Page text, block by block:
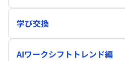
学び交換
AIワークシフトトレンド編